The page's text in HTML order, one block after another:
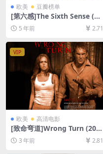
欧美 豆瓣榜单
[第六感]The Sixth Sense (19
99)[百度网盘+迅雷云盘资源1
080P超清未删减][MP4/6.9G
5 年前 2.71
VIP
欧美 高清电影
[致命弯道]Wrong Turn (200
3)[百度网盘+迅雷云盘资源10
80P超清未删减][MP4/5GB]
[中英字幕]
3 年前 2.81